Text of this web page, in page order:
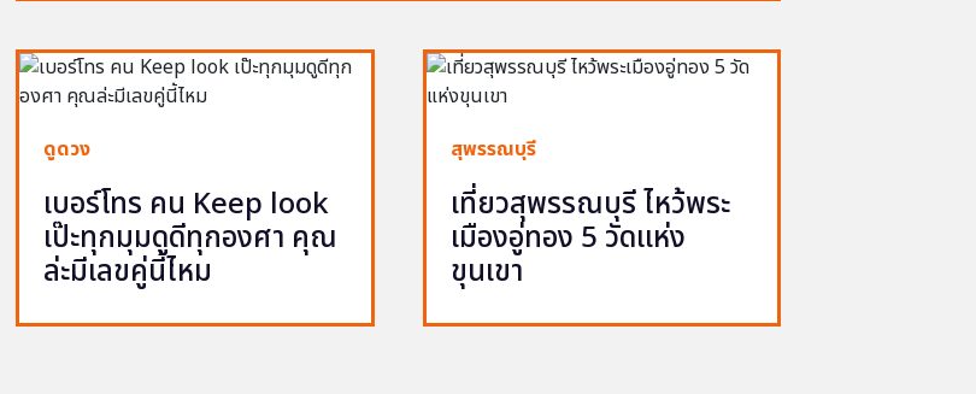
ดูดวง
เบอร์โทร คน Keep look
เป๊ะทุกมุมดูดีทุกองศา คุณ
ล่ะมีเลขคู่นี้ไหม
สุพรรณบุรี
เที่ยวสุพรรณบุรี ไหว้พระ
เมืองอู่ทอง 5 วัดแห่ง
ขุนเขา